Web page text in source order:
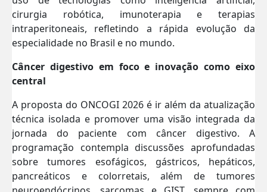
cirurgia robótica, imunoterapia e terapias
intraperitoneais, refletindo a rápida evolução da
especialidade no Brasil e no mundo.
Câncer digestivo em foco e inovação como eixo
central
A proposta do ONCOGI 2026 é ir além da atualização
técnica isolada e promover uma visão integrada da
jornada do paciente com câncer digestivo. A
programação contempla discussões aprofundadas
sobre tumores esofágicos, gástricos, hepáticos,
pancreáticos e colorretais, além de tumores